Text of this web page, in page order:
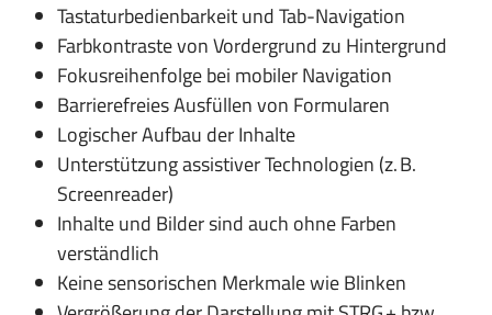
Tastaturbedienbarkeit und Tab-Navigation
Farbkontraste von Vordergrund zu Hintergrund
Fokusreihenfolge bei mobiler Navigation
Barrierefreies Ausfüllen von Formularen
Logischer Aufbau der Inhalte
Unterstützung assistiver Technologien (z. B.
Screenreader)
Inhalte und Bilder sind auch ohne Farben
verständlich
Keine sensorischen Merkmale wie Blinken